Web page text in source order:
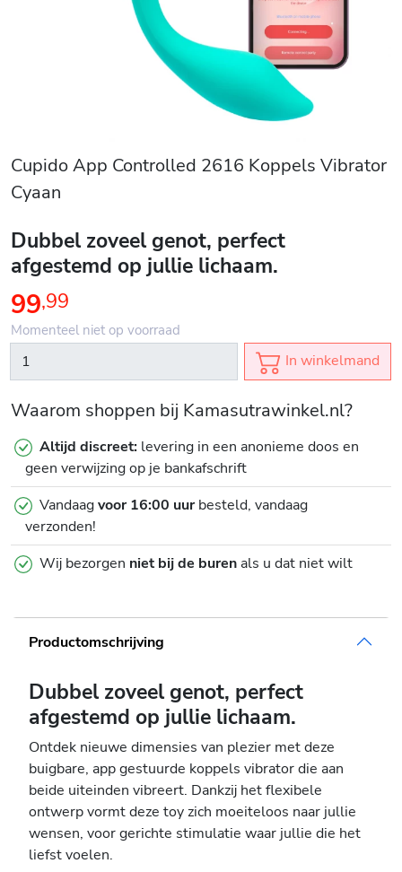
Cupido App Controlled 2616 Koppels Vibrator
Cyaan
Dubbel zoveel genot, perfect
afgestemd op jullie lichaam.
99,99
Momenteel niet op voorraad
In winkelmand
Waarom shoppen bij Kamasutrawinkel.nl?
Altijd discreet: levering in een anonieme doos en
geen verwijzing op je bankafschrift
Vandaagvoor 16:00 uurbesteld, vandaag
verzonden!
Wij bezorgen niet bij de burenals u dat niet wilt
Productomschrijving
Dubbel zoveel genot, perfect
afgestemd op jullie lichaam.
Ontdek nieuwe dimensies van plezier met deze
buigbare, app gestuurde koppels vibrator die aan
beide uiteinden vibreert. Dankzij het flexibele
ontwerp vormt deze toy zich moeiteloos naar jullie
wensen, voor gerichte stimulatie waar jullie die het
liefst voelen.